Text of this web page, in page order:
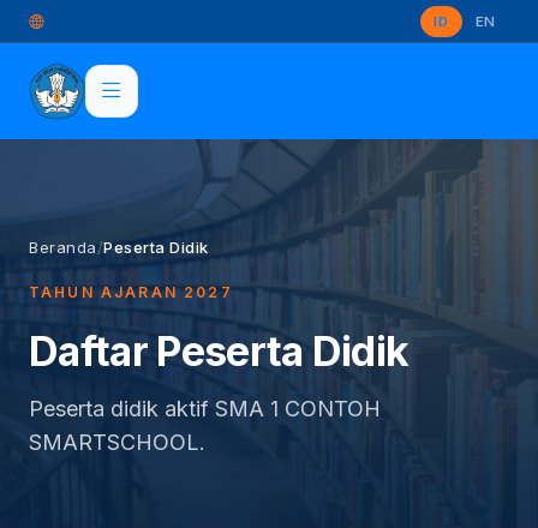
ID EN
Beranda/Peserta Didik
TAHUN AJARAN 2027
Daftar Peserta Didik
Peserta didik aktif SMA 1 CONTOH
SMARTSCHOOL.